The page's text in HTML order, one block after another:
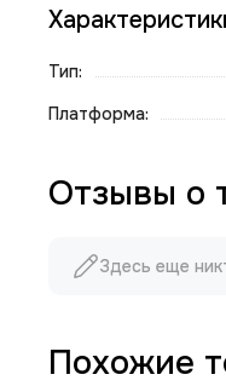
Тип:
Платформа:
Отзывы о
Здесь еще
Похожие